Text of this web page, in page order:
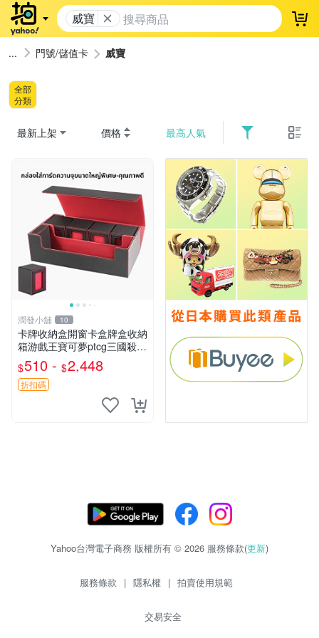
威寶 登
門號/儲值卡 威寶
全部
分類
最新上架 價格 最高人氣
潤發小舖 10
卡牌收納盒開窗卡盒牌盒收納
箱游戲王寶可夢ptcg三國殺海
賊王dtcg
$510 - $2,448
折扣碼
Yahoo台灣電子商務 版權所有 © 2026 服務條款(更新)
服務條款 | 隱私權 | 拍賣使用規範
交易安全